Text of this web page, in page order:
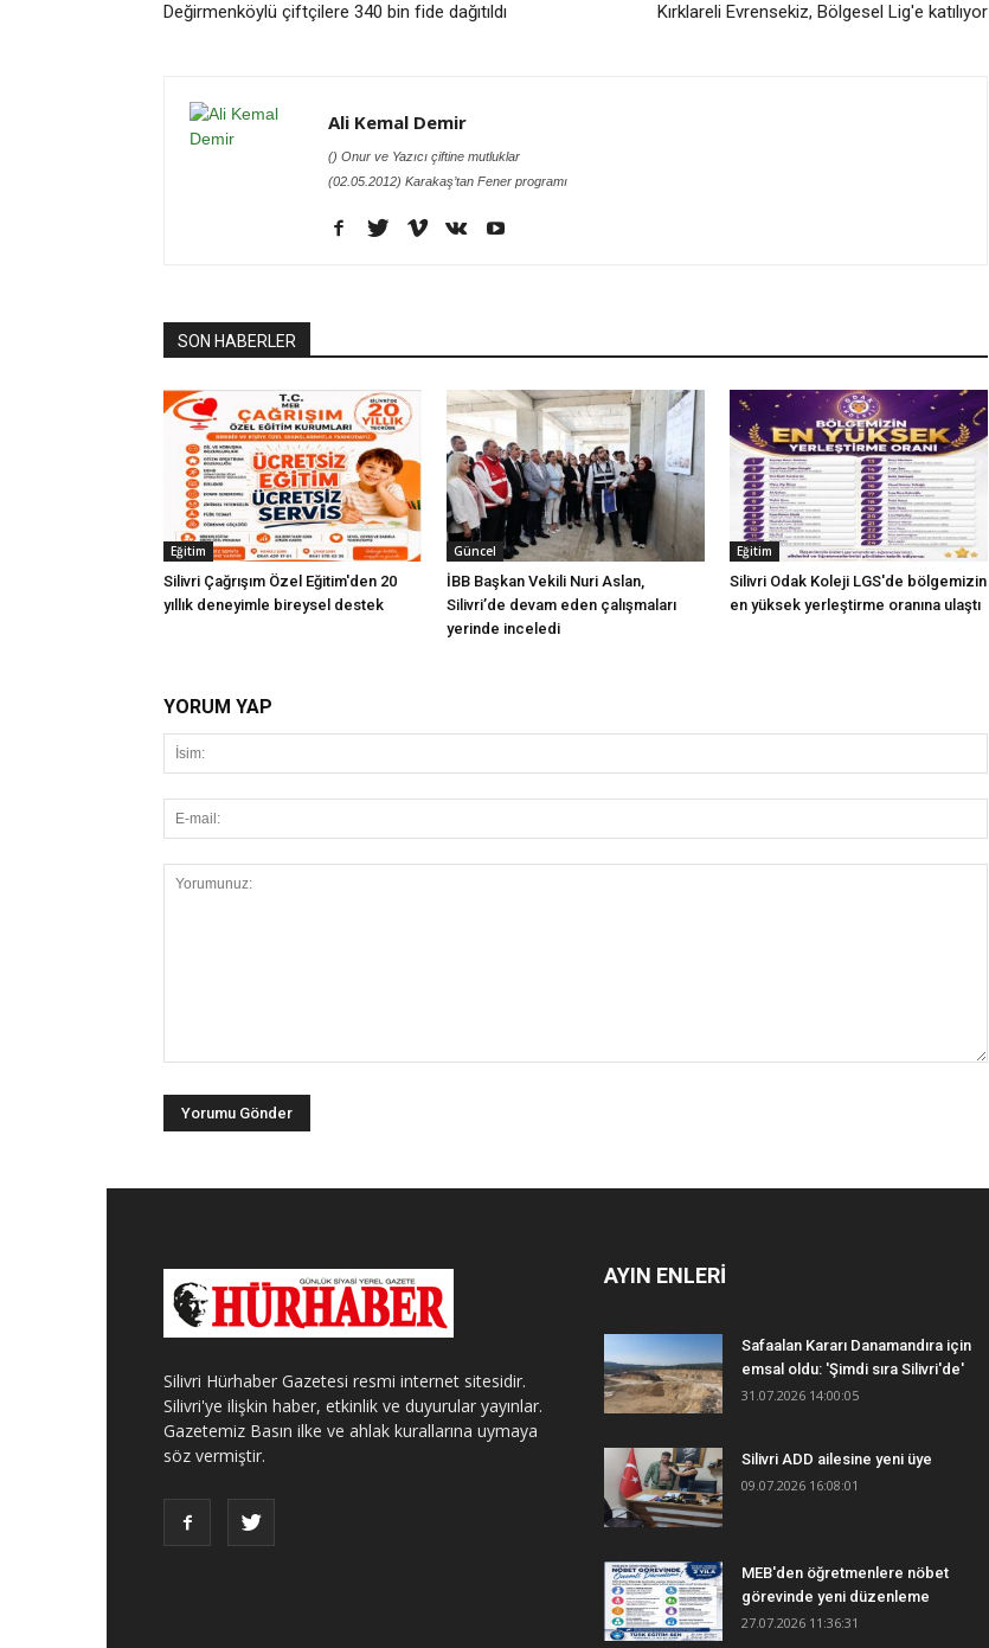
Değirmenköylü çiftçilere 340 bin fide dağıtıldı Kırklareli Evrensekiz, Bölgesel Lig'e katılıyor
Ali Kemal Demir
() Onur ve Yazıcı çiftine mutluklar
(02.05.2012) Karakaş’tan Fener programı
SON HABERLER
Eğitim
Silivri Çağrışım Özel Eğitim'den 20
yıllık deneyimle bireysel destek
Güncel
İBB Başkan Vekili Nuri Aslan,
Silivri’de devam eden çalışmaları
yerinde inceledi
Eğitim
Silivri Odak Koleji LGS'de bölgemizin
en yüksek yerleştirme oranına ulaştı
YORUM YAP
Silivri Hürhaber Gazetesi resmi internet sitesidir.
Silivri'ye ilişkin haber, etkinlik ve duyurular yayınlar.
Gazetemiz Basın ilke ve ahlak kurallarına uymaya
söz vermiştir.
AYIN ENLERİ
Safaalan Kararı Danamandıra için
emsal oldu: 'Şimdi sıra Silivri'de'
31.07.2026 14:00:05
Silivri ADD ailesine yeni üye
09.07.2026 16:08:01
MEB'den öğretmenlere nöbet
görevinde yeni düzenleme
27.07.2026 11:36:31